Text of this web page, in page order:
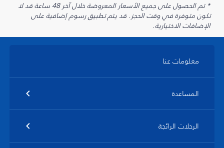
* تم الحصول على جميع الأسعار المعروضة خلال آخر 48 ساعة قد لا
تكون متوفرة في وقت الحجز. قد يتم تطبيق رسوم إضافية على
الإضافات الاختيارية.
معلومات عنا
المساعدة
الرحلات الرائجة